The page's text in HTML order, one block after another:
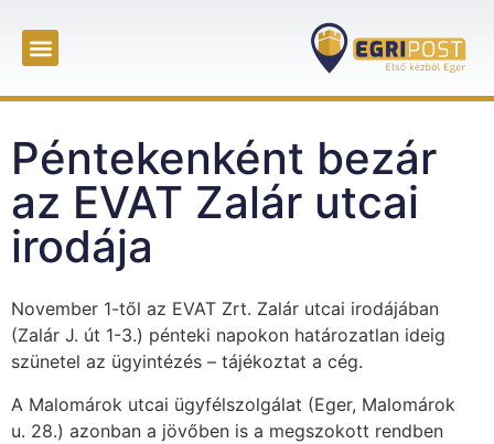
Péntekenként bezár
az EVAT Zalár utcai
irodája
November 1-től az EVAT Zrt. Zalár utcai irodájában
(Zalár J. út 1-3.) pénteki napokon határozatlan ideig
szünetel az ügyintézés – tájékoztat a cég.
A Malomárok utcai ügyfélszolgálat (Eger, Malomárok
u. 28.) azonban a jövőben is a megszokott rendben